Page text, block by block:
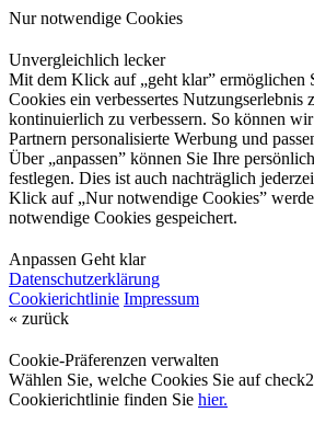
Nur notwendige Cookies
Unvergleichlich lecker
Mit dem Klick auf „geht klar” ermöglichen
Cookies ein verbessertes Nutzungserlebnis
kontinuierlich zu verbessern. So können
Partnern personalisierte Werbung und
Über „anpassen” können Sie Ihre
festlegen. Dies ist auch nachträglich
Klick auf „Nur notwendige Cookies”
notwendige Cookies gespeichert.
Anpassen Geht klar
Datenschutzerklärung
Cookierichtlinie Impressum
« zurück
Cookie-Präferenzen verwalten
Wählen Sie, welche Cookies Sie auf
Cookierichtlinie finden Sie hier.